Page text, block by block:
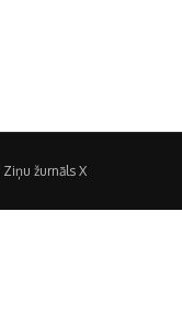
Ziņu žurnāls X